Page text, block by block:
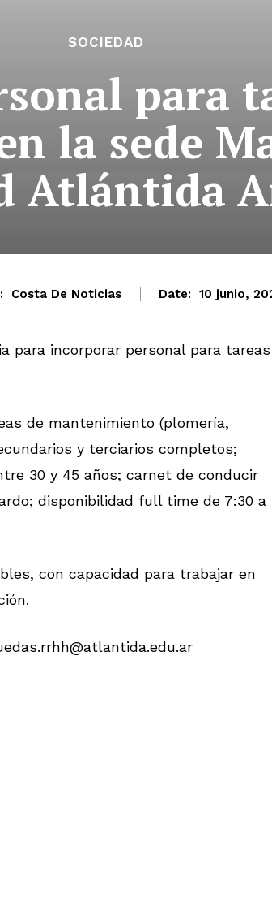
SOCIEDAD
para
la sede
Atlántida
Costa De Noticias Date: 10 junio,
para incorporar personal para
de mantenimiento (plomería,
y terciarios completos;
30 y 45 años; carnet de conducir
disponibilidad full time de 7:30 a
con capacidad para trabajar en